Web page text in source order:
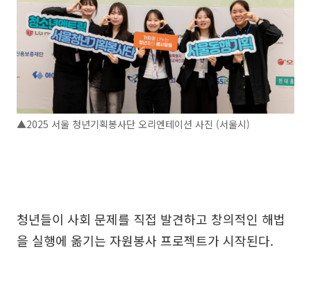
▲2025 서울 청년기획봉사단 오리엔테이션 사진 (서울시)
청년들이 사회 문제를 직접 발견하고 창의적인 해법
을 실행에 옮기는 자원봉사 프로젝트가 시작된다.